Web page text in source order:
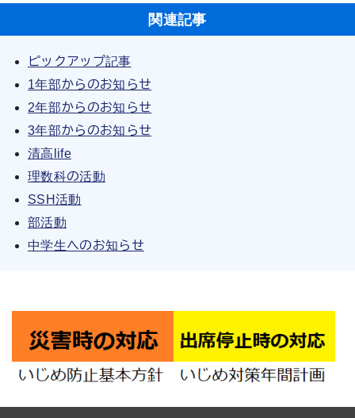
関連記事
ピックアップ記事
1年部からのお知らせ
2年部からのお知らせ
3年部からのお知らせ
清高life
理数科の活動
SSH活動
部活動
中学生へのお知らせ